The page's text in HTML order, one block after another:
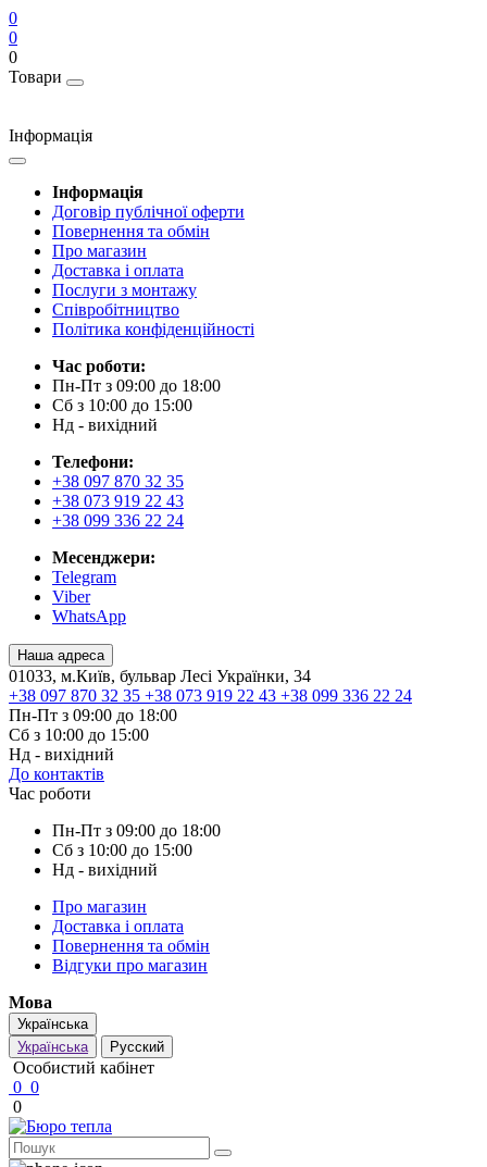
0
0
0
Товари
Інформація
Інформація
Договір публічної оферти
Повернення та обмін
Про магазин
Доставка і оплата
Послуги з монтажу
Співробітництво
Політика конфіденційності
Час роботи:
Пн-Пт з 09:00 до 18:00
Сб з 10:00 до 15:00
Нд - вихідний
Телефони:
+38 097 870 32 35
+38 073 919 22 43
+38 099 336 22 24
Месенджери:
Telegram
Viber
WhatsApp
Наша адреса
01033, м.Київ, бульвар Лесі Українки, 34
+38 097 870 32 35 +38 073 919 22 43 +38 099 336 22 24
Пн-Пт з 09:00 до 18:00
Сб з 10:00 до 15:00
Нд - вихідний
До контактів
Час роботи
Пн-Пт з 09:00 до 18:00
Сб з 10:00 до 15:00
Нд - вихідний
Про магазин
Доставка і оплата
Повернення та обмін
Відгуки про магазин
Мова
Українська
Українська
Русский
Особистий кабінет
0 0
0